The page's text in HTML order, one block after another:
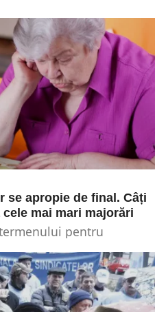
duce la creșterea
se apropie de final. Câți
mai mari majorări
pentru